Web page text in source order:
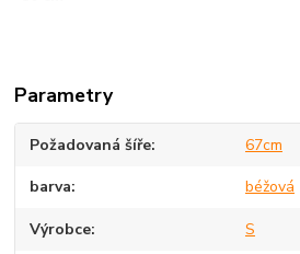
Parametry
Požadovaná šíře 67cm
barva béžová
Výrobce S